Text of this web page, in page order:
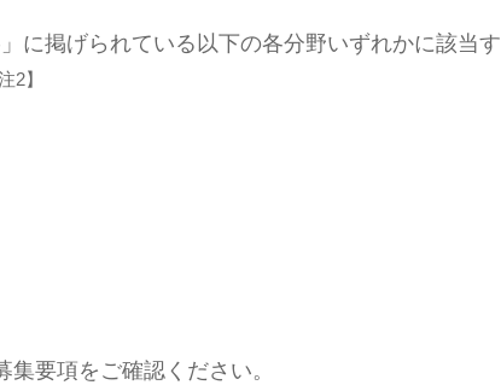
に掲げられている以下の各分野いずれかに該当す
2】
要項をご確認ください。